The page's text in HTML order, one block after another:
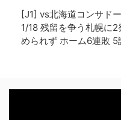
[J1] vs北海道コンサド
1/18 残留を争う札幌に
められず ホーム6連敗